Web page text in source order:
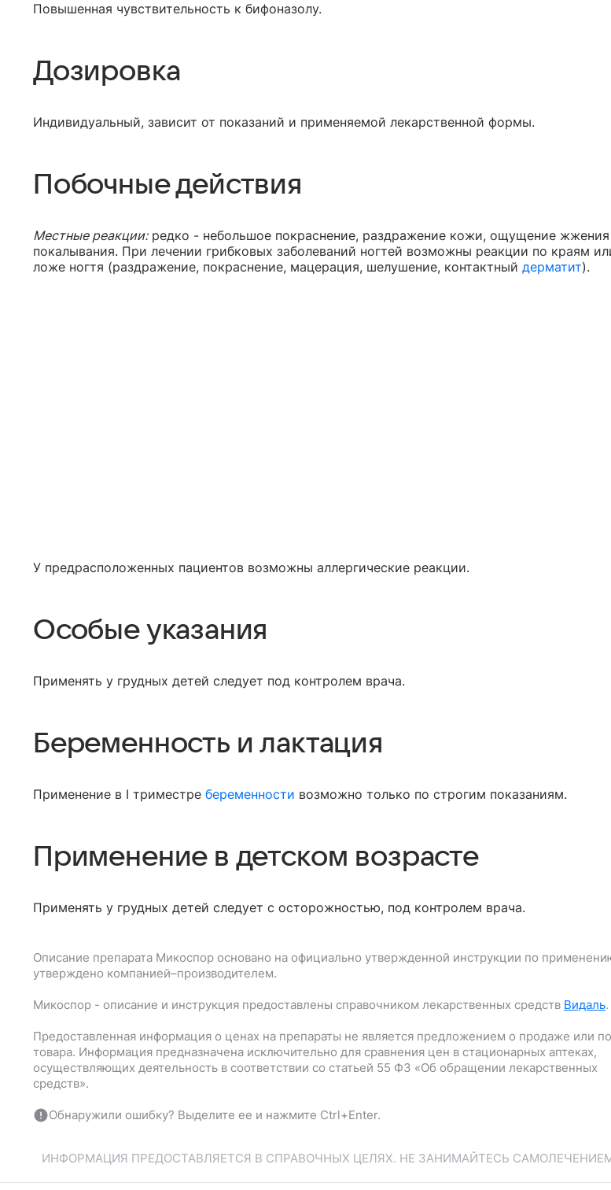
Повышенная чувствительность к бифоназолу.
Дозировка
Индивидуальный, зависит от показаний и применяемой лекарственной формы.
Побочные действия
Местные реакции:редко - небольшое покраснение, раздражение кожи, ощущение
покалывания. При лечении грибковых заболеваний ногтей возможны реакции по краям
ложе ногтя (раздражение, покраснение, мацерация, шелушение, контактный дерматит).
У предрасположенных пациентов возможны аллергические реакции.
Особые указания
Применять у грудных детей следует под контролем врача.
Беременность и лактация
Применение в I триместре беременности возможно только по строгим показаниям.
Применение в детском возрасте
Применять у грудных детей следует с осторожностью, под контролем врача.
Описание препарата Микоспор основано на официально утвержденной инструкции по
утверждено компанией–производителем.
Микоспор - описание и инструкция предоставлены справочником лекарственных средств Видаль.
Предоставленная информация о ценах на препараты не является предложением о продаже или
товара. Информация предназначена исключительно для сравнения цен в стационарных аптеках,
осуществляющих деятельность в соответствии со статьей 55 ФЗ «Об обращении лекарственных
средств».
Обнаружили ошибку? Выделите ее и нажмите Ctrl+Enter.
ИНФОРМАЦИЯ ПРЕДОСТАВЛЯЕТСЯ В СПРАВОЧНЫХ ЦЕЛЯХ. НЕ ЗАНИМАЙТЕСЬ